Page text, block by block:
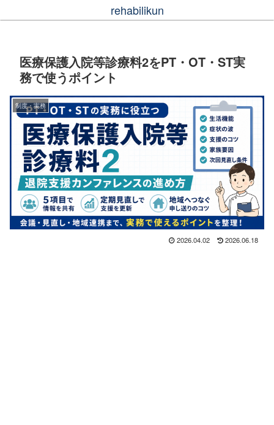
rehabilikun
医療保護入院等診療料2をPT・OT・ST実
務で使うポイント
制度・実務
2026.04.02 2026.06.18